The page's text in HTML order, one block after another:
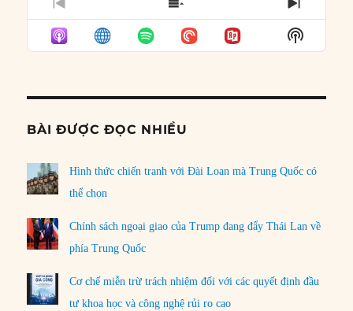
PREVIOUS
EPISODE
SHOW
EPISODES
LIST
NEXT
Show
Podcast
BÀI ĐƯỢC ĐỌC NHIỀU
Hình thức chiến tranh với Đài Loan mà Trung Quốc có
thể chọn
Chính sách ngoại giao của Trump đang đẩy Thái Lan về
phía Trung Quốc
Cơ chế miễn trừ trách nhiệm đối với các quyết định đầu
tư khoa học và công nghệ rủi ro cao